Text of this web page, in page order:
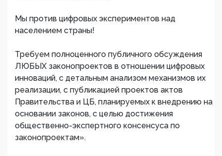
Мы против цифровых экспериментов над
населением страны!
Требуем полноценного публичного обсуждения
ЛЮБЫХ законопроектов в отношении цифровых
инноваций, с детальным анализом механизмов их
реализации, с публикацией проектов актов
Правительства и ЦБ, планируемых к внедрению на
основании законов, с целью достижения
общественно-экспертного консенсуса по
законопроектам».